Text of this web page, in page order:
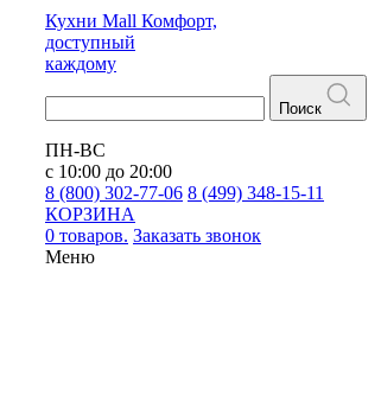
Кухни Mall Комфорт,
доступный
каждому
Поиск
ПН-ВС
с 10:00 до 20:00
8 (800) 302-77-06 8 (499) 348-15-11
КОРЗИНА
0 товаров. Заказать звонок
Меню